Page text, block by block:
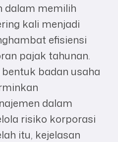
dalam memilih
kali menjadi
efisiensi
pajak tahunan.
badan usaha
dalam
risiko korporasi
itu, kejelasan